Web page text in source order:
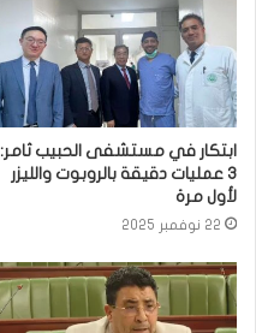
ابتكار في مستشفى الحبيب ثامر:
3 عمليات دقيقة بالروبوت والليزر
لأول مرة
22 نوفمبر 2025